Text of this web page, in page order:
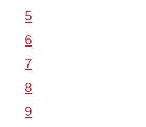
5
6
7
8
9